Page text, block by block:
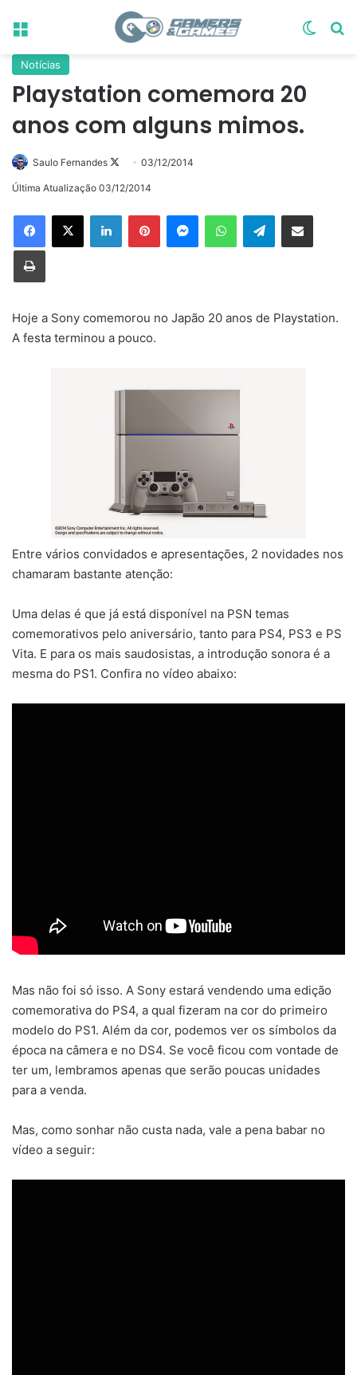
Menu
Notícias
Playstation comemora 20
anos com alguns mimos.
Saulo Fernandes
Follow
on
03/12/2014
Última Atualização 03/12/2014
LinkedinPinterestMessengerWhatsAppTelegramCompartilhar via e-mail
Imprimir
Hoje a Sony comemorou no Japão 20 anos de Playstation.
A festa terminou a pouco.
Entre vários convidados e apresentações, 2 novidades nos
chamaram bastante atenção:
Uma delas é que já está disponível na PSN temas
comemorativos pelo aniversário, tanto para PS4, PS3 e PS
Vita. E para os mais saudosistas, a introdução sonora é a
mesma do PS1. Confira no vídeo abaixo:
Mas não foi só isso. A Sony estará vendendo uma edição
comemorativa do PS4, a qual fizeram na cor do primeiro
modelo do PS1. Além da cor, podemos ver os símbolos da
época na câmera e no DS4. Se você ficou com vontade de
ter um, lembramos apenas que serão poucas unidades
para a venda.
Mas, como sonhar não custa nada, vale a pena babar no
vídeo a seguir: